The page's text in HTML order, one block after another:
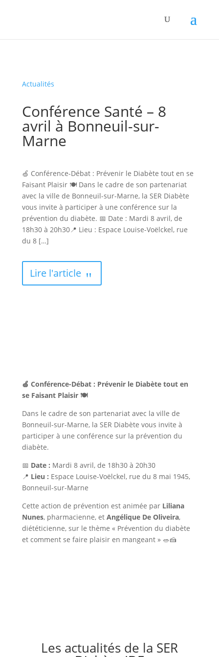
Actualités
Conférence Santé – 8
avril à Bonneuil-sur-
Marne
🍏 Conférence-Débat : Prévenir le Diabète tout en se
Faisant Plaisir 🍽️ Dans le cadre de son partenariat
avec la ville de Bonneuil-sur-Marne, la SER Diabète
vous invite à participer à une conférence sur la
prévention du diabète. 📅 Date : Mardi 8 avril, de
18h30 à 20h30📍 Lieu : Espace Louise-Voëlckel, rue
du 8 […]
Lire l'article
🍏 Conférence-Débat : Prévenir le Diabète tout en
se Faisant Plaisir 🍽️
Dans le cadre de son partenariat avec la ville de
Bonneuil-sur-Marne, la SER Diabète vous invite à
participer à une conférence sur la prévention du
diabète.
📅 Date : Mardi 8 avril, de 18h30 à 20h30
📍 Lieu : Espace Louise-Voëlckel, rue du 8 mai 1945,
Bonneuil-sur-Marne
Cette action de prévention est animée par Liliana
Nunes, pharmacienne, et Angélique De Oliveira,
diététicienne, sur le thème « Prévention du diabète
et comment se faire plaisir en mangeant » 🥗🍰
Les actualités de la SER